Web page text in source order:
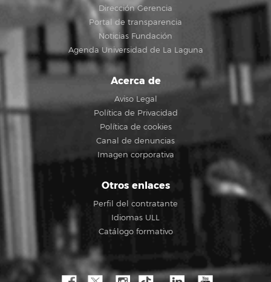
Dirección Gerencia
Portal de transparencia
Noticias Fundación
Agenda Universidad de La Laguna
Acerca de
Aviso Legal
Política de Privacidad
Política de cookies
Canal de denuncias
Imagen corporativa
Otros enlaces
Perfil del contratante
Idiomas ULL
Catálogo formativo